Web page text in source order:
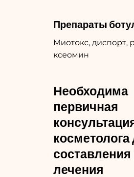
Препараты
Миотокс, диспорт,
ксеомин
Необходима
первичная
косметолога
составления
лечения